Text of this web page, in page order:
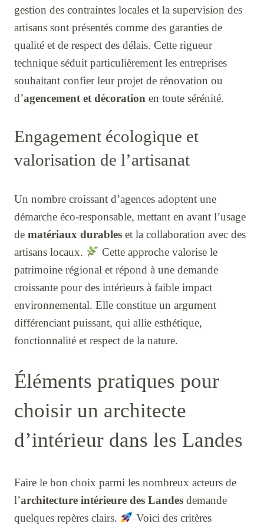
gestion des contraintes locales et la supervision des
artisans sont présentés comme des garanties de
qualité et de respect des délais. Cette rigueur
technique séduit particulièrement les entreprises
souhaitant confier leur projet de rénovation ou
d’agencement et décoration en toute sérénité.
Engagement écologique et
valorisation de l’artisanat
Un nombre croissant d’agences adoptent une
démarche éco-responsable, mettant en avant l’usage
de matériaux durables et la collaboration avec des
artisans locaux.
Cette approche valorise le
patrimoine régional et répond à une demande
croissante pour des intérieurs à faible impact
environnemental. Elle constitue un argument
différenciant puissant, qui allie esthétique,
fonctionnalité et respect de la nature.
Éléments pratiques pour
choisir un architecte
d’intérieur dans les Landes
Faire le bon choix parmi les nombreux acteurs de
l’architecture intérieure des Landes demande
quelques repères clairs.
Voici des critères